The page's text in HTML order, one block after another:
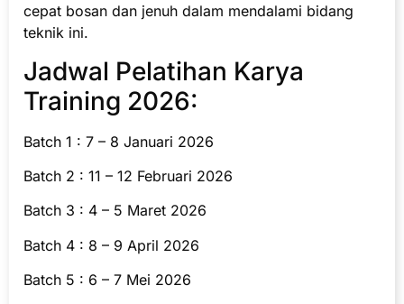
cepat bosan dan jenuh dalam mendalami bidang
teknik ini.
Jadwal Pelatihan Karya
Training 2026:
Batch 1 : 7 – 8 Januari 2026
Batch 2 : 11 – 12 Februari 2026
Batch 3 : 4 – 5 Maret 2026
Batch 4 : 8 – 9 April 2026
Batch 5 : 6 – 7 Mei 2026